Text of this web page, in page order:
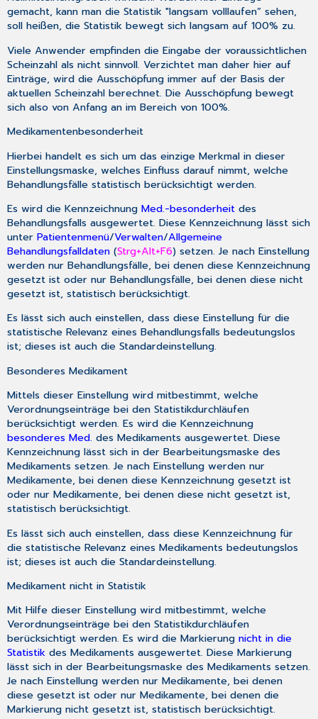
gemacht, kann man die Statistik "langsam volllaufen” sehen,
soll heißen, die Statistik bewegt sich langsam auf 100% zu.
Viele Anwender empfinden die Eingabe der voraussichtlichen
Scheinzahl als nicht sinnvoll. Verzichtet man daher hier auf
Einträge, wird die Ausschöpfung immer auf der Basis der
aktuellen Scheinzahl berechnet. Die Ausschöpfung bewegt
sich also von Anfang an im Bereich von 100%.
Medikamentenbesonderheit
Hierbei handelt es sich um das einzige Merkmal in dieser
Einstellungsmaske, welches Einfluss darauf nimmt, welche
Behandlungsfälle statistisch berücksichtigt werden.
Es wird die KennzeichnungMed.-besonderheit des
Behandlungsfalls ausgewertet. Diese Kennzeichnung lässt sich
unterPatientenmenü/Verwalten/Allgemeine
Behandlungsfalldaten (Strg+Alt+F6) setzen. Je nach Einstellung
werden nur Behandlungsfälle, bei denen diese Kennzeichnung
gesetzt ist oder nur Behandlungsfälle, bei denen diese nicht
gesetzt ist, statistisch berücksichtigt.
Es lässt sich auch einstellen, dass diese Einstellung für die
statistische Relevanz eines Behandlungsfalls bedeutungslos
ist; dieses ist auch die Standardeinstellung.
Besonderes Medikament
Mittels dieser Einstellung wird mitbestimmt, welche
Verordnungseinträge bei den Statistikdurchläufen
berücksichtigt werden. Es wird die Kennzeichnung
besonderes Med. des Medikaments ausgewertet. Diese
Kennzeichnung lässt sich in der Bearbeitungsmaske des
Medikaments setzen. Je nach Einstellung werden nur
Medikamente, bei denen diese Kennzeichnung gesetzt ist
oder nur Medikamente, bei denen diese nicht gesetzt ist,
statistisch berücksichtigt.
Es lässt sich auch einstellen, dass diese Kennzeichnung für
die statistische Relevanz eines Medikaments bedeutungslos
ist; dieses ist auch die Standardeinstellung.
Medikament nicht in Statistik
Mit Hilfe dieser Einstellung wird mitbestimmt, welche
Verordnungseinträge bei den Statistikdurchläufen
berücksichtigt werden. Es wird die Markierungnicht in die
Statistik des Medikaments ausgewertet. Diese Markierung
lässt sich in der Bearbeitungsmaske des Medikaments setzen.
Je nach Einstellung werden nur Medikamente, bei denen
diese gesetzt ist oder nur Medikamente, bei denen die
Markierung nicht gesetzt ist, statistisch berücksichtigt.